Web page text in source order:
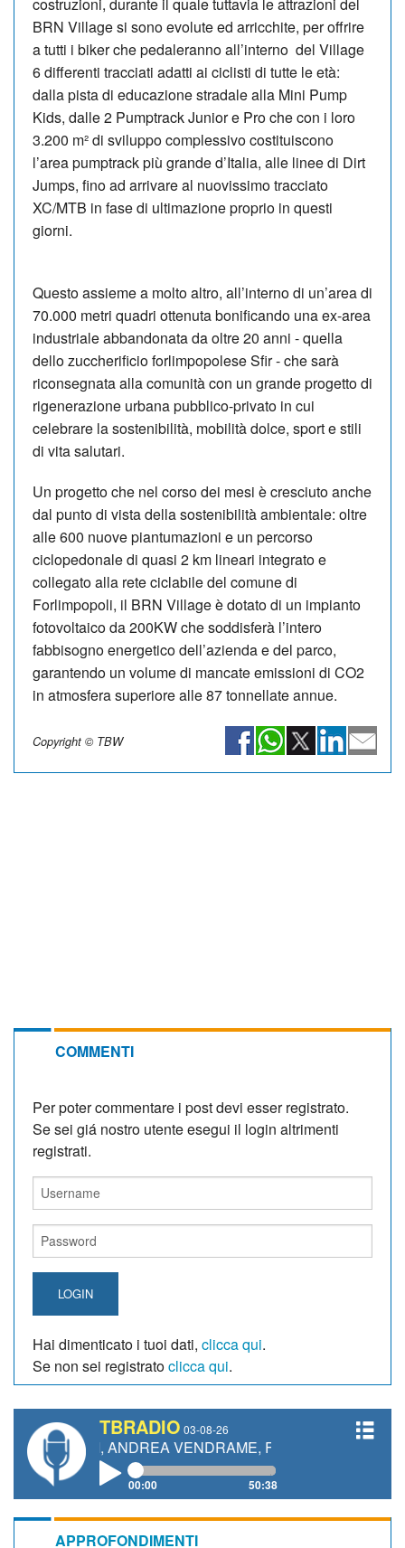
BRN Village si sono evolute ed arricchite, per offrire
a tutti i biker che pedaleranno all’interno del Village
6 differenti tracciati adatti ai ciclisti di tutte le età:
dalla pista di educazione stradale alla Mini Pump
Kids, dalle 2 Pumptrack Junior e Pro che con i loro
3.200 m² di sviluppo complessivo costituiscono
l’area pumptrack più grande d’Italia, alle linee di Dirt
Jumps, fino ad arrivare al nuovissimo tracciato
XC/MTB in fase di ultimazione proprio in questi
giorni.
Questo assieme a molto altro, all’interno di un’area di
70.000 metri quadri ottenuta bonificando una ex-area
industriale abbandonata da oltre 20 anni - quella
dello zuccherificio forlimpopolese Sfir - che sarà
riconsegnata alla comunità con un grande progetto di
rigenerazione urbana pubblico-privato in cui
celebrare la sostenibilità, mobilità dolce, sport e stili
di vita salutari.
Un progetto che nel corso dei mesi è cresciuto anche
dal punto di vista della sostenibilità ambientale: oltre
alle 600 nuove piantumazioni e un percorso
ciclopedonale di quasi 2 km lineari integrato e
collegato alla rete ciclabile del comune di
Forlimpopoli, il BRN Village è dotato di un impianto
fotovoltaico da 200KW che soddisferà l’intero
fabbisogno energetico dell’azienda e del parco,
garantendo un volume di mancate emissioni di CO2
in atmosfera superiore alle 87 tonnellate annue.
Copyright © TBW
COMMENTI
Per poter commentare i post devi esser registrato.
Se sei giá nostro utente esegui il login altrimenti
registrati.
LOGIN
Hai dimenticato i tuoi dati, clicca qui.
Se non sei registratoclicca qui.
TBRADIO 03-08-26
ANDREA VENDRAME, FILIPPO FIORELLI
00:00 50:38
APPROFONDIMENTI